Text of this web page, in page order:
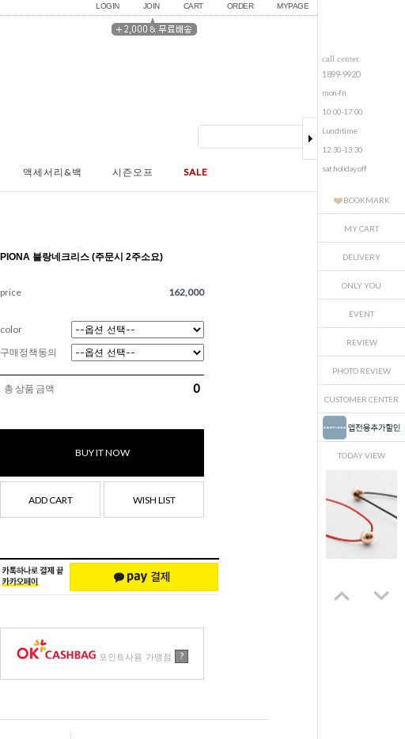
LOGIN JOIN CART ORDER MYPAGE
액세서리&백 시즌오프 SALE
call center.
1899-9920
mon-fri
10:00-17:00
Lunchtime
12:30-13:30
sat.holiday off
BOOKMARK
MY CART
DELIVERY
ONLY YOU
EVENT
REVIEW
PHOTO REVIEW
CUSTOMER CENTER
TODAY VIEW
PIONA 블랑네크리스 (주문시 2주소요)
price 162,000
color
구매정책동의
총 상품 금액 0
BUY IT NOW
ADD CART WISH LIST
포인트사용 가맹점 ?